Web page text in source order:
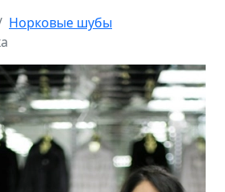
Норковые шубы